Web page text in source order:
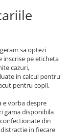
sa optezi
inscrise pe eticheta
cazuri,
in calcul pentru
pentru copil.
e vorba despre
gama disponibila
din
in fiecare